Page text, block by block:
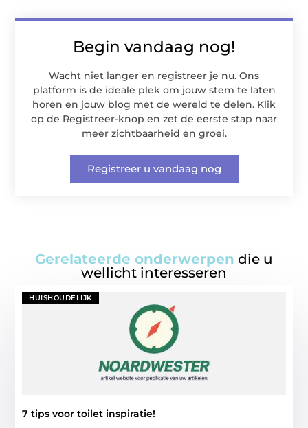
Begin vandaag nog!
Wacht niet langer en registreer je nu. Ons
platform is de ideale plek om jouw stem te laten
horen en jouw blog met de wereld te delen. Klik
op de Registreer-knop en zet de eerste stap naar
meer zichtbaarheid en groei.
Registreer u vandaag nog
Gerelateerde onderwerpen die u
wellicht interesseren
HUISHOUDELIJK
7 tips voor toilet inspiratie!